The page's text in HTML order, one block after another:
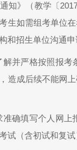
知》（教学〔
生如需组考单位
和招生单位沟通申
解并严格按照报
造成后续不能网
准确填写个人网
试（含初试和复